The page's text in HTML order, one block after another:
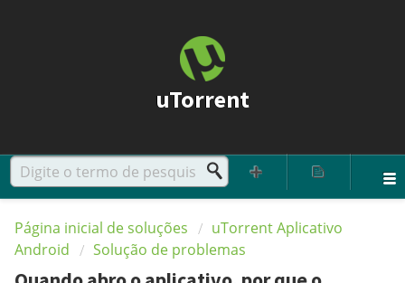
uTorrent
Página inicial de soluções
uTorrent Aplicativo
Android
Solução de problemas